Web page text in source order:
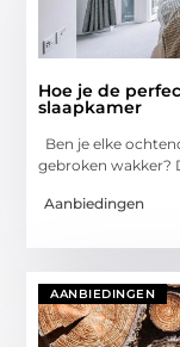
Hoe je de
slaapkamer
Ben je elke
gebroken wakker?
Aanbiedingen
AANBIEDINGEN